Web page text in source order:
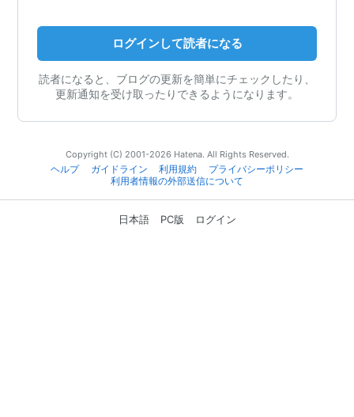
ログインして読者になる
読者になると、ブログの更新を簡単にチェックしたり、
更新通知を受け取ったりできるようになります。
Copyright (C) 2001-2026 Hatena. All Rights Reserved.
ヘルプ
ガイドライン 利用規約
プライバシーポリシー
利用者情報の外部送信について
日本語 PC版 ログイン